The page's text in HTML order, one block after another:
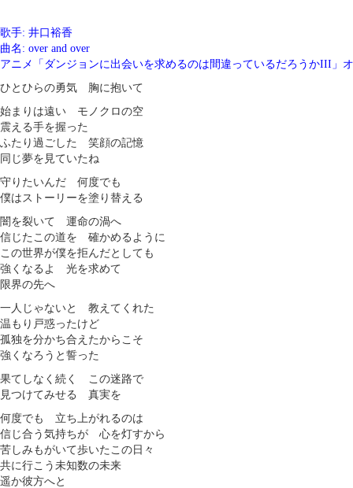
歌手: 井口裕香
曲名: over and over
アニメ「ダンジョンに出会いを求めるのは間違っているだろうかIII」
ひとひらの勇気 胸に抱いて
始まりは遠い モノクロの空
震える手を握った
ふたり過ごした 笑顔の記憶
同じ夢を見ていたね
守りたいんだ 何度でも
僕はストーリーを塗り替える
闇を裂いて 運命の渦へ
信じたこの道を 確かめるように
この世界が僕を拒んだとしても
強くなるよ 光を求めて
限界の先へ
一人じゃないと 教えてくれた
温もり戸惑ったけど
孤独を分かち合えたからこそ
強くなろうと誓った
果てしなく続く この迷路で
見つけてみせる 真実を
何度でも 立ち上がれるのは
信じ合う気持ちが 心を灯すから
苦しみもがいて歩いたこの日々
共に行こう未知数の未来
遥か彼方へと